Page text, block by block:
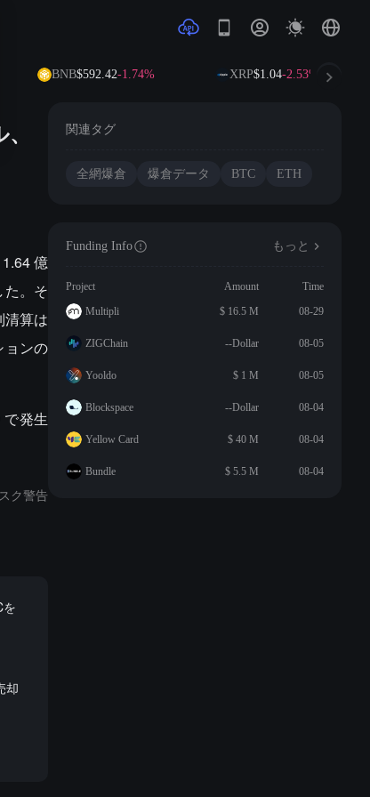
BNB$592.42-1.74% XRP$1.04-2.53%
億
た。そ
算は
ョンの
発生
ク警告
却
関連タグ
全網爆倉 爆倉データ BTC ETH
Funding Info もっと
Project Amount
Time
Multipli
$ 16.5 M 08-29
ZIGChain --Dollar 08-05
Yooldo $ 1 M 08-05
Blockspace --Dollar 08-04
Yellow Card $ 40 M 08-04
Bundle $ 5.5 M 08-04